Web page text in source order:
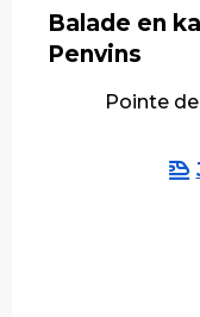
Balade en
Penvins
Pointe